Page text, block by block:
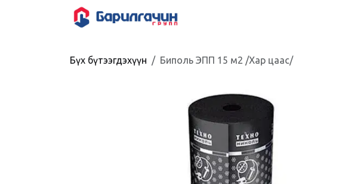
Бүх бүтээгдэхүүн Биполь ЭПП 15 м2 /Хар цаас/